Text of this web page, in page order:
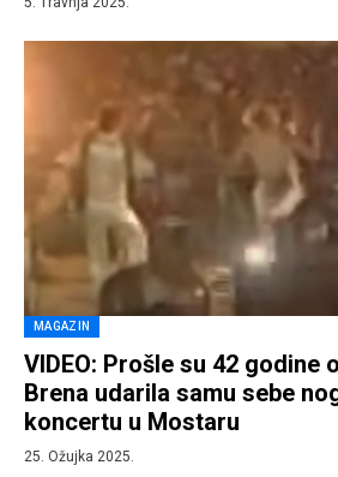
MAGAZIN
VIDEO: Prošle su 42 godine
Brena udarila samu sebe
koncertu u Mostaru
25. Ožujka 2025.